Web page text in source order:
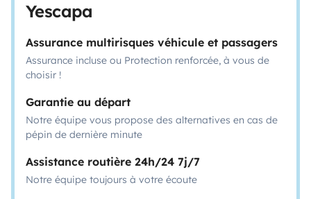
Yescapa
Assurance multirisques véhicule et passagers
Assurance incluse ou Protection renforcée, à vous de
choisir !
Garantie au départ
Notre équipe vous propose des alternatives en cas de
pépin de dernière minute
Assistance routière 24h/24 7j/7
Notre équipe toujours à votre écoute